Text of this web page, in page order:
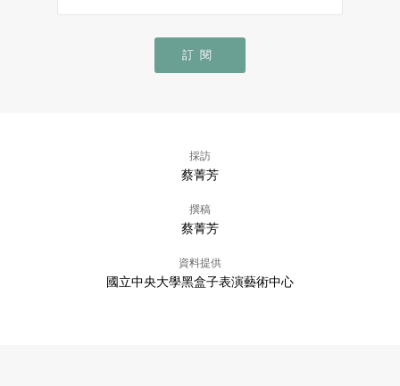
訂閱
採訪
蔡菁芳
撰稿
蔡菁芳
資料提供
國立中央大學黑盒子表演藝術中心